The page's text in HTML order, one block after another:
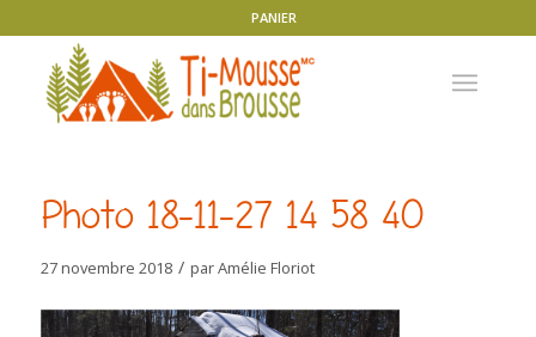
PANIER
Photo 18-11-27 14 58 40
27 novembre 2018 / parAmélie Floriot